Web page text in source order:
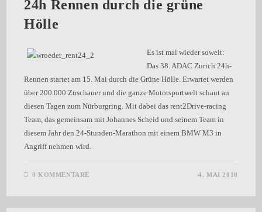
24h Rennen durch die grüne
Hölle
Es ist mal wieder soweit:
Das 38. ADAC Zurich 24h-
Rennen startet am 15. Mai durch die Grüne Hölle. Erwartet werden
über 200.000 Zuschauer und die ganze Motorsportwelt schaut an
diesen Tagen zum Nürburgring. Mit dabei das rent2Drive-racing
Team, das gemeinsam mit Johannes Scheid und seinem Team in
diesem Jahr den 24-Stunden-Marathon mit einem BMW M3 in
Angriff nehmen wird.
0 KOMMENTARE 4. MAI 2010